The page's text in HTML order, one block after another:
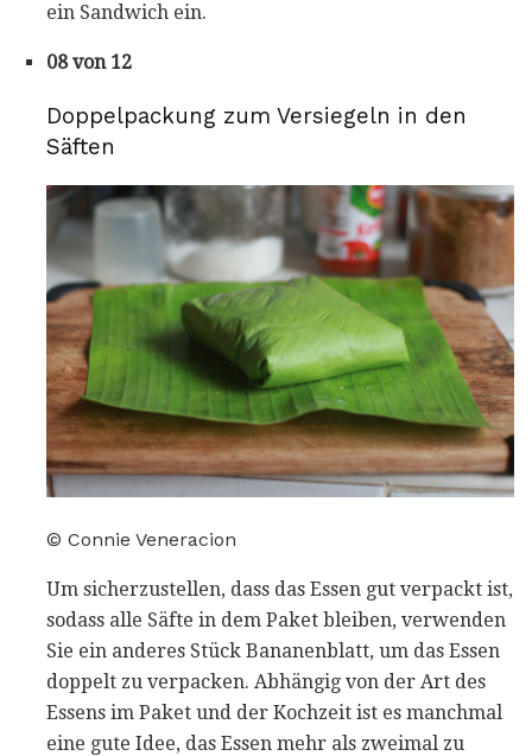
ein Sandwich ein.
08 von 12
Doppelpackung zum Versiegeln in den
Säften
© Connie Veneracion
Um sicherzustellen, dass das Essen gut verpackt ist,
sodass alle Säfte in dem Paket bleiben, verwenden
Sie ein anderes Stück Bananenblatt, um das Essen
doppelt zu verpacken. Abhängig von der Art des
Essens im Paket und der Kochzeit ist es manchmal
eine gute Idee, das Essen mehr als zweimal zu